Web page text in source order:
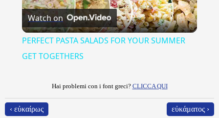
Video
Watch on
PERFECT PASTA SALADS FOR YOUR SUMMER
GET TOGETHERS
Hai problemi con i font greci? CLICCA QUI
‹ εὐκαίρως εὐκάματος ›